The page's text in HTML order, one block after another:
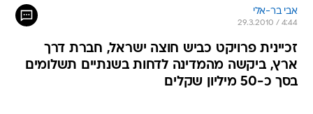
אבי בר-אלי
29.3.2010 / 4:44
זכיינית פרויקט כביש חוצה ישראל, חברת דרך
ארץ, ביקשה מהמדינה לדחות בשנתיים תשלומים
בסך כ-50 מיליון שקלים